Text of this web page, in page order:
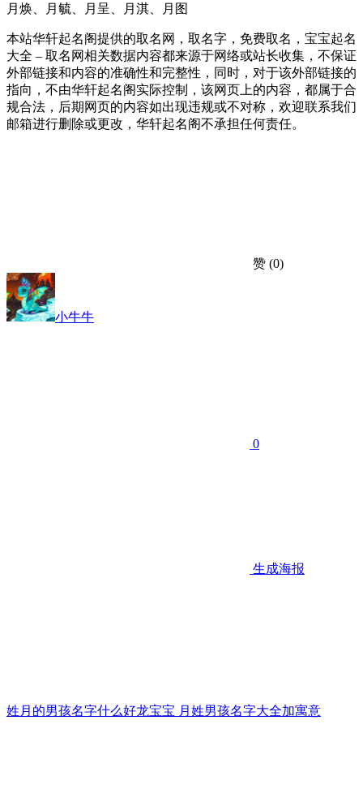
月焕、月毓、月呈、月淇、月图
本站华轩起名阁提供的取名网，取名字，免费取名，宝宝起名
大全 – 取名网相关数据内容都来源于网络或站长收集，不保证
外部链接和内容的准确性和完整性，同时，对于该外部链接的
指向，不由华轩起名阁实际控制，该网页上的内容，都属于合
规合法，后期网页的内容如出现违规或不对称，欢迎联系我们
邮箱进行删除或更改，华轩起名阁不承担任何责任。
赞 (0)
小牛牛
0
生成海报
姓月的男孩名字什么好龙宝宝 月姓男孩名字大全加寓意